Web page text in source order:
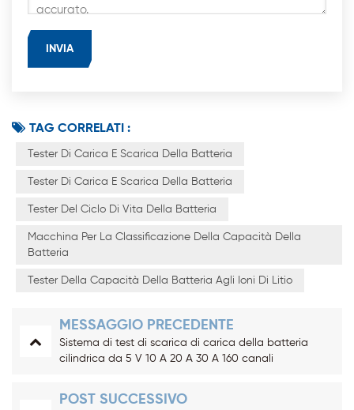
TAG CORRELATI :
Tester Di Carica E Scarica Della Batteria
Tester Di Carica E Scarica Della Batteria
Tester Del Ciclo Di Vita Della Batteria
Macchina Per La Classificazione Della Capacità Della
Batteria
Tester Della Capacità Della Batteria Agli Ioni Di Litio
MESSAGGIO PRECEDENTE
Sistema di test di scarica di carica della batteria
cilindrica da 5 V 10 A 20 A 30 A 160 canali
POST SUCCESSIVO